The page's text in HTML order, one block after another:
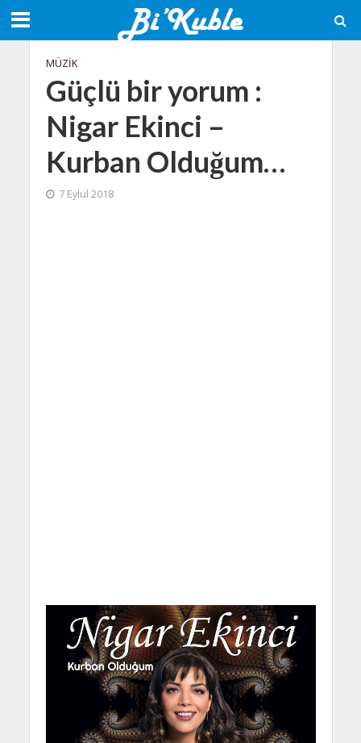
MÜZIK
Güçlü bir yorum :
Nigar Ekinci –
Kurban Olduğum…
7 Eylül 2018